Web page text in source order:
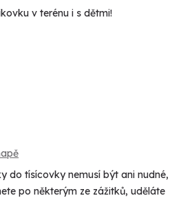
v terénu i s dětmi!
do tísícovky nemusí být ani nudné,
po některým ze zážitků, uděláte